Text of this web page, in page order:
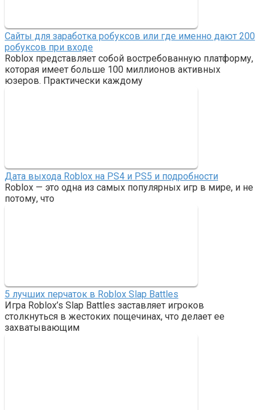
Сайты для заработка робуксов или где именно дают 200
робуксов при входе
Roblox представляет собой востребованную платформу,
которая имеет больше 100 миллионов активных
юзеров. Практически каждому
Дата выхода Roblox на PS4 и PS5 и подробности
Roblox — это одна из самых популярных игр в мире, и не
потому, что
5 лучших перчаток в Roblox Slap Battles
Игра Roblox’s Slap Battles заставляет игроков
столкнуться в жестоких пощечинах, что делает ее
захватывающим